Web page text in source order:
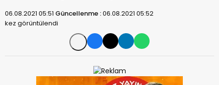
06.08.2021 05:51 Güncellenme :06.08.2021 05:52
kez görüntülendi